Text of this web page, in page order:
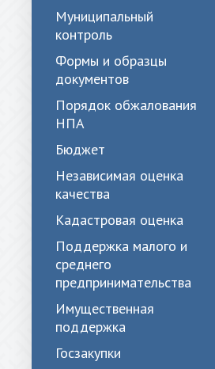
Муниципальный
контроль
Формы и образцы
документов
Порядок обжалования
НПА
Бюджет
Независимая оценка
качества
Кадастровая оценка
Поддержка малого и
среднего
предпринимательства
Имущественная
поддержка
Госзакупки